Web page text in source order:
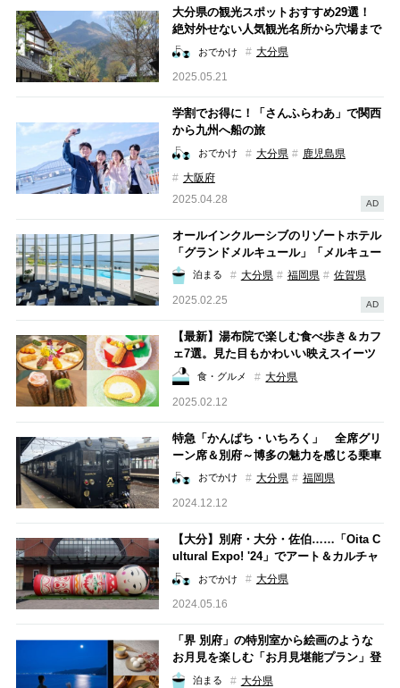
大分県の観光スポットおすすめ29選！
絶対外せない人気観光名所から穴場まで
おでかけ
大分県
2025.05.21
学割でお得に！「さんふらわあ」で関西
から九州へ船の旅
AD
おでかけ 大分県
鹿児島県
大阪府
2025.04.28
オールインクルーシブのリゾートホテル
「グランドメルキュール」「メルキュー
ル」九州3施設で楽しむ“はなれ旅”
AD
泊まる 大分県 福岡県
佐賀県
2025.02.25
【最新】湯布院で楽しむ食べ歩き＆カフ
ェ7選。見た目もかわいい映えスイーツ
がいっぱい！
食・グルメ
大分県
2025.02.12
特急「かんぱち・いちろく」 全席グリ
ーン席＆別府～博多の魅力を感じる乗車
レポ
おでかけ 大分県
福岡県
2024.12.12
【大分】別府・大分・佐伯……「Oita C
ultural Expo! '24」でアート＆カルチャ
ーを味わい尽くす
おでかけ
大分県
2024.05.16
「界 別府」の特別室から絵画のような
お月見を楽しむ「お月見堪能プラン」登
場
泊まる
大分県